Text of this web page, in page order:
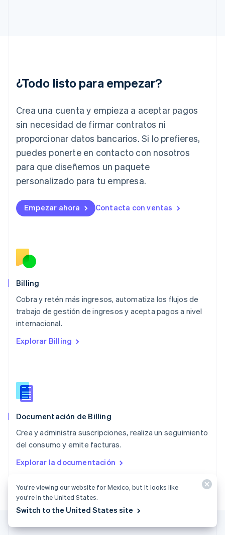
¿Todo listo para empezar?
Crea una cuenta y empieza a aceptar pagos
sin necesidad de firmar contratos ni
proporcionar datos bancarios. Si lo prefieres,
puedes ponerte en contacto con nosotros
para que diseñemos un paquete
personalizado para tu empresa.
Empezar ahora Contacta con ventas
Billing
Cobra y retén más ingresos, automatiza los flujos de
trabajo de gestión de ingresos y acepta pagos a nivel
internacional.
Explorar Billing
Documentación de Billing
Crea y administra suscripciones, realiza un seguimiento
del consumo y emite facturas.
Explorar la documentación
Irlanda
Italia
English
Japón
日本語English
Letonia
Liechtenstein
DeutschEnglish
English
Luxemburgo
English
México
Español
English
Nueva Zelandia
English
NederlandsEnglish
Português
RAE de Hong Kong, China
Reino Unido
República Checa
English
English
English简体中文
Suecia
Svenska English
DeutschFrançaisItalianoEnglish
You’re viewing our website for Mexico, but it looks like
you’re in the United States.
Switch to the United States site